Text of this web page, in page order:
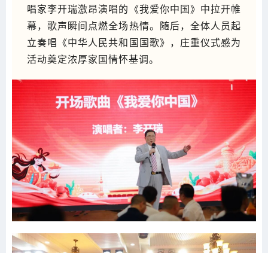
唱家李开瑞激昂演唱的《我爱你中国》中拉开帷
幕，歌声瞬间点燃全场热情。随后，全体人员起
立奏唱《中华人民共和国国歌》，庄重仪式感为
活动奠定浓厚家国情怀基调。